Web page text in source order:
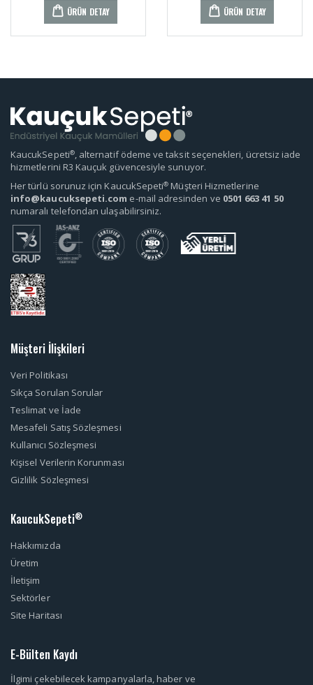
ÜRÜN DETAY ÜRÜN DETAY
KaucukSepeti®, alternatif ödeme ve taksit seçenekleri, ücretsiz iade
hizmetlerini R3 Kauçuk güvencesiyle sunuyor.
Her türlü sorunuz için KaucukSepeti® Müşteri Hizmetlerine
info@kaucuksepeti.com e-mail adresinden ve 0501 663 41 50
numaralı telefondan ulaşabilirsiniz.
Müşteri İlişkileri
Veri Politikası
Sıkça Sorulan Sorular
Teslimat ve İade
Mesafeli Satış Sözleşmesi
Kullanıcı Sözleşmesi
Kişisel Verilerin Korunması
Gizlilik Sözleşmesi
KaucukSepeti®
Hakkımızda
Üretim
İletişim
Sektörler
Site Haritası
E-Bülten Kaydı
İlgimi çekebilecek kampanyalarla, haber ve